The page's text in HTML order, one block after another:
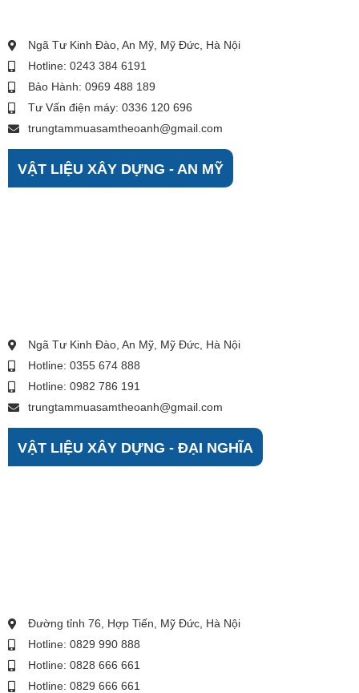
Ngã Tư Kinh Đào, An Mỹ, Mỹ Đức, Hà Nội
Hotline: 0243 384 6191
Bảo Hành: 0969 488 189
Tư Vấn điện máy: 0336 120 696
trungtammuasamtheoanh@gmail.com
VẬT LIỆU XÂY DỰNG - AN MỸ
Ngã Tư Kinh Đào, An Mỹ, Mỹ Đức, Hà Nội
Hotline: 0355 674 888
Hotline: 0982 786 191
trungtammuasamtheoanh@gmail.com
VẬT LIỆU XÂY DỰNG - ĐẠI NGHĨA
Đường tỉnh 76, Hợp Tiến, Mỹ Đức, Hà Nội
Hotline: 0829 990 888
Hotline: 0828 666 661
Hotline: 0829 666 661